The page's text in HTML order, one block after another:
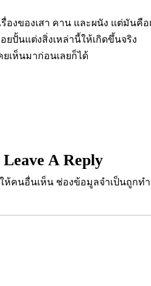
องของเสา คาน และผนัง แต่มันคือ
ปั้นแต่งสิ่งเหล่านี้ให้เกิดขึ้นจริง
ยเห็นมาก่อนเลยก็ได้
Leave A Reply
ห้คนอื่นเห็น ช่องข้อมูลจำเป็นถูกท